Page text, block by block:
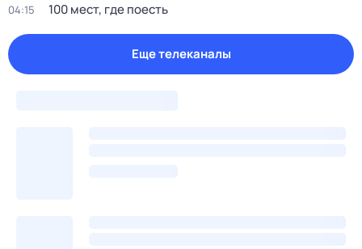
04:15 100 мест, где поесть
Еще телеканалы